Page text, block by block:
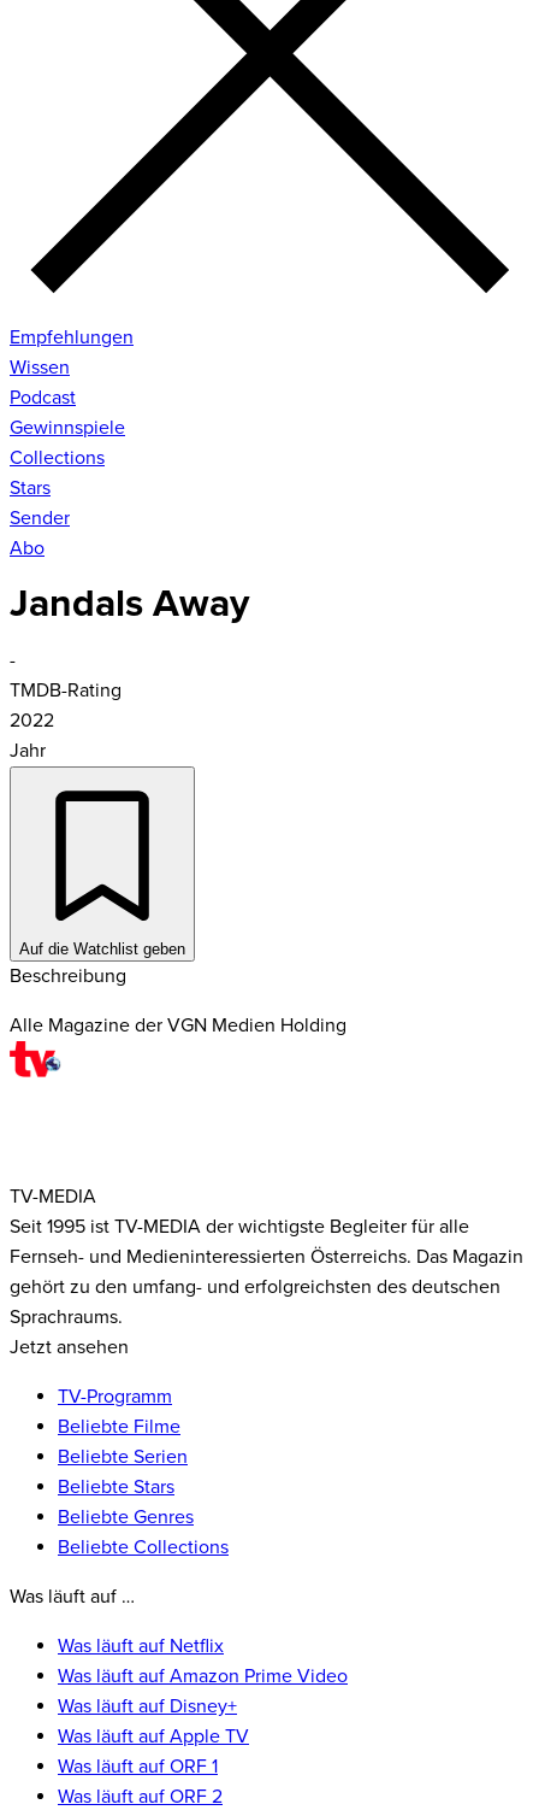
Empfehlungen
Wissen
Podcast
Gewinnspiele
Collections
Stars
Sender
Abo
Jandals Away
-
TMDB-Rating
2022
Jahr
Auf die Watchlist geben
Beschreibung
Alle Magazine der VGN Medien Holding
TV-MEDIA
Seit 1995 ist TV-MEDIA der wichtigste Begleiter für alle
Fernseh- und Medieninteressierten Österreichs. Das Magazin
gehört zu den umfang- und erfolgreichsten des deutschen
Sprachraums.
Jetzt ansehen
TV-Programm
Beliebte Filme
Beliebte Serien
Beliebte Stars
Beliebte Genres
Beliebte Collections
Was läuft auf …
Was läuft auf Netflix
Was läuft auf Amazon Prime Video
Was läuft auf Disney+
Was läuft auf Apple TV
Was läuft auf ORF 1
Was läuft auf ORF 2